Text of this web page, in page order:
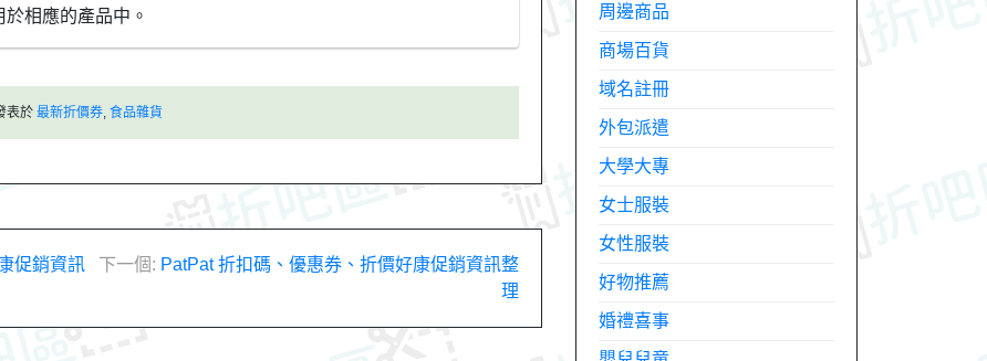
相應的產品中。
表於 最新折價券, 食品雜貨
促銷資訊
下一個: PatPat 折扣碼、優惠券、折價好康促銷資訊整
理
周邊商品
商場百貨
域名註冊
外包派遣
大學大專
女士服裝
女性服裝
好物推薦
婚禮喜事